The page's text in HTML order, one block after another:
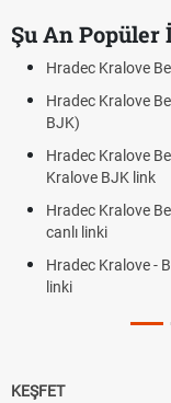
Şu An
Hradec Kralove
Hradec Kralove
BJK)
Hradec Kralove
Kralove BJK link
Hradec Kralove
canlı linki
Hradec Kralove -
linki
KEŞFET